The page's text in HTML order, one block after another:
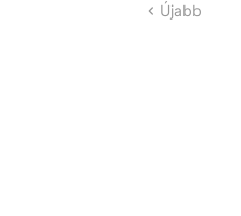
Újabb